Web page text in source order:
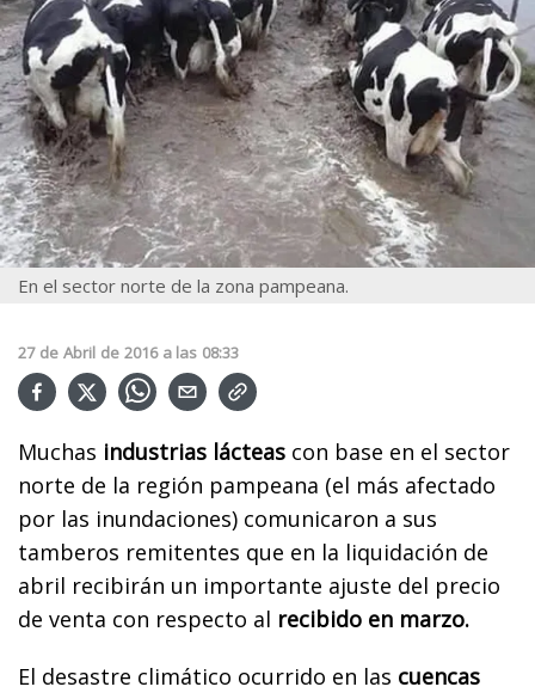
En el sector norte de la zona pampeana.
27 de Abril de 2016 a las 08:33
Muchas industrias lácteas con base en el sector
norte de la región pampeana (el más afectado
por las inundaciones) comunicaron a sus
tamberos remitentes que en la liquidación de
abril recibirán un importante ajuste del precio
de venta con respecto al recibido en marzo.
El desastre climático ocurrido en las cuencas